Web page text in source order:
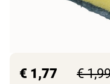
€ 1,77 €